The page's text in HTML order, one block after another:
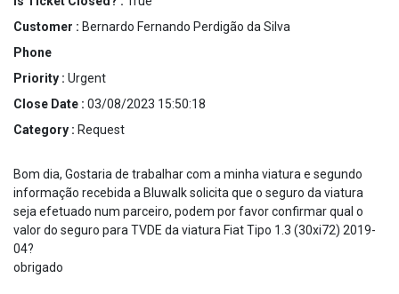
Customer : Bernardo Fernando Perdigão da Silva
Phone
Priority : Urgent
Close Date : 03/08/2023 15:50:18
Category : Request
Bom dia, Gostaria de trabalhar com a minha viatura e segundo
informação recebida a Bluwalk solicita que o seguro da viatura
seja efetuado num parceiro, podem por favor confirmar qual o
valor do seguro para TVDE da viatura Fiat Tipo 1.3 (30xi72) 2019-
04?
obrigado